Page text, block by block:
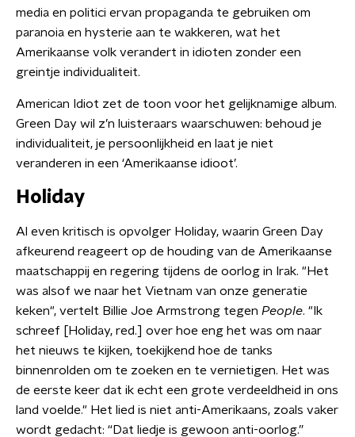
media en politici ervan propaganda te gebruiken om
paranoia en hysterie aan te wakkeren, wat het
Amerikaanse volk verandert in idioten zonder een
greintje individualiteit.
American Idiot zet de toon voor het gelijknamige album.
Green Day wil z’n luisteraars waarschuwen: behoud je
individualiteit, je persoonlijkheid en laat je niet
veranderen in een ‘Amerikaanse idioot’.
Holiday
Al even kritisch is opvolger Holiday, waarin Green Day
afkeurend reageert op de houding van de Amerikaanse
maatschappij en regering tijdens de oorlog in Irak. "Het
was alsof we naar het Vietnam van onze generatie
keken", vertelt Billie Joe Armstrong tegen People. "Ik
schreef [Holiday, red.] over hoe eng het was om naar
het nieuws te kijken, toekijkend hoe de tanks
binnenrolden om te zoeken en te vernietigen. Het was
de eerste keer dat ik echt een grote verdeeldheid in ons
land voelde." Het lied is niet anti-Amerikaans, zoals vaker
wordt gedacht: “Dat liedje is gewoon anti-oorlog.”